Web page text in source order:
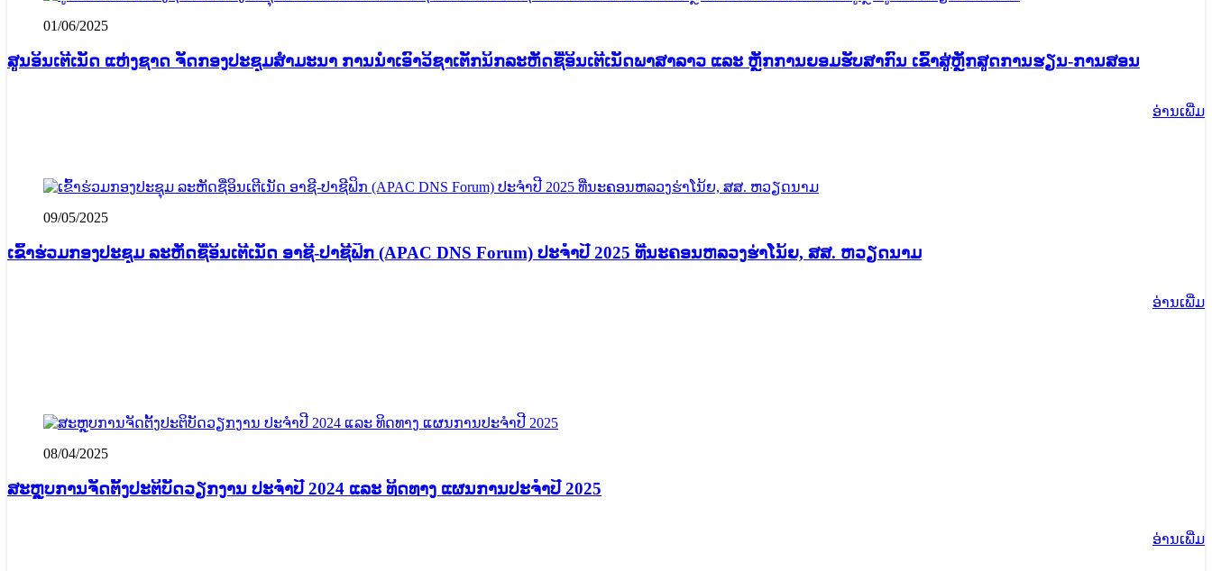
01/06/2025
ສູນອິນເຕີເນັດ ແຫ່ງຊາດ ຈັດກອງປະຊຸມສໍາມະນາ ການນຳເອົາວິຊາເຕັກນິກລະຫັດຊື່ອິນເຕີເນັດພາສາລາວ ແລະ ຫຼັກການຍອມຮັບສາກົນ ເຂົ້າສູ່ຫຼັກສູດການຮຽນ-ການສອນ
ອ່ານ​ເພີ່ມ
09/05/2025
ເຂົ້າຮ່ວມກອງປະຊຸມ ລະຫັດຊື່ອິນເຕີເນັດ ອາຊີ-ປາຊີຟິກ (APAC DNS Forum) ປະຈຳປີ 2025 ທີ່ນະຄອນຫລວງຮ່າໂນ້ຍ, ສສ. ຫວຽດນາມ
ອ່ານ​ເພີ່ມ
08/04/2025
ສະຫຼຸບການຈັດຕັ້ງປະຕິບັດວຽກງານ ປະຈຳປີ 2024 ແລະ ທິດທາງ ແຜນການປະຈຳປີ 2025
ອ່ານ​ເພີ່ມ